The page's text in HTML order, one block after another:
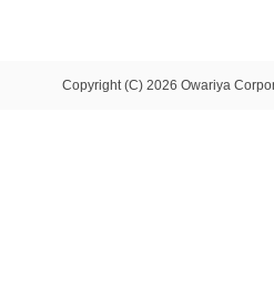
Copyright (C) 2026 Owariya